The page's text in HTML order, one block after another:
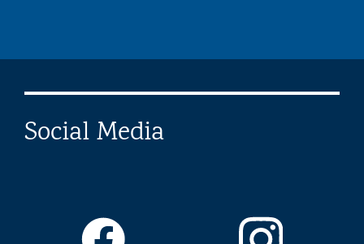
Social Media